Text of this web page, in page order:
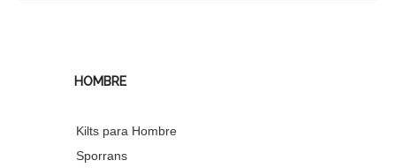
HOMBRE
Kilts para Hombre
Sporrans